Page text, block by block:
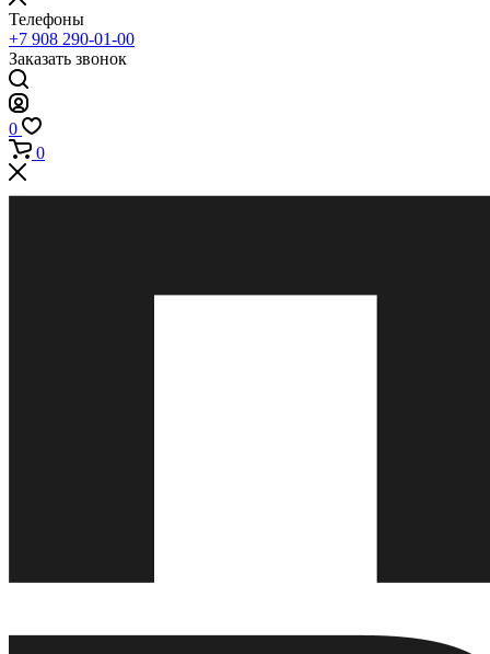
Телефоны
+7 908 290-01-00
Заказать звонок
0
0